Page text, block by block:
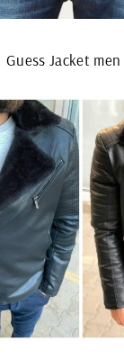
Guess Jacket men